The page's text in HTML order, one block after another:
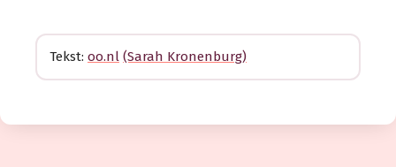
Tekst: oo.nl (Sarah Kronenburg)